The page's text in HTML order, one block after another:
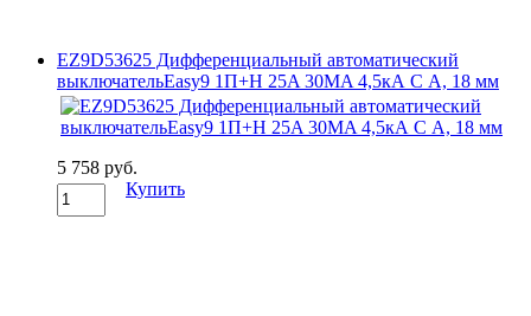
EZ9D53625 Дифференциальный автоматический
выключательEasy9 1П+Н 25A 30MA 4,5кА C А, 18 мм
5 758 руб.
Купить